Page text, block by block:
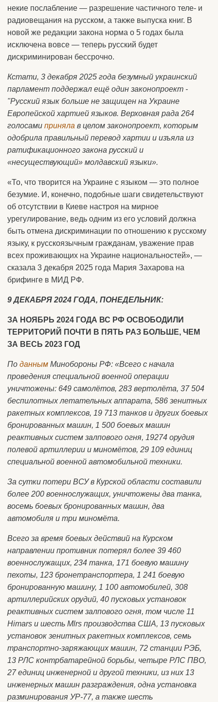
некие послабление — разрешение частичного теле- и
радиовещания на русском, а также выпуска книг. В
новой же редакции закона норма о 5 годах была
исключена вовсе — теперь русский будет
дискриминирован бессрочно.
Кстати, 3 декабря 2025 года безумный украинский
парламент поддержал ещё один законопроект -
"Русский язык больше не защищен на Украине
Европейской хартией языков. Верховная рада 264
голосами приняла в целом законопроект, которым
одобрила правильный перевод хартии и изъяла из
ратификационного закона русский и
«несуществующий» молдавский языки».
«То, что творится на Украине с языком — это полное
безумие. И, конечно, подобные шаги свидетельствуют
об отсутствии в Киеве настроя на мирное
урегулирование, ведь одним из его условий должна
быть отмена дискриминации по отношению к русскому
языку, к русскоязычным гражданам, уважение прав
всех проживающих на Украине национальностей», —
сказала 3 декабря 2025 года Мария Захарова на
брифинге в МИД РФ.
9 ДЕКАБРЯ 2024 ГОДА, ПОНЕДЕЛЬНИК:
ЗА НОЯБРЬ 2024 ГОДА ВС РФ ОСВОБОДИЛИ
ТЕРРИТОРИЙ ПОЧТИ В ПЯТЬ РАЗ БОЛЬШЕ, ЧЕМ
ЗА ВЕСЬ 2023 ГОД
По данным Минобороны РФ: «Всего с начала
проведения специальной военной операции
уничтожены: 649 самолётов, 283 вертолёта, 37 504
беспилотных летательных аппарата, 586 зенитных
ракетных комплексов, 19 713 танков и других боевых
бронированных машин, 1 500 боевых машин
реактивных систем залпового огня, 19274 орудия
полевой артиллерии и миномётов, 29 109 единиц
специальной военной автомобильной техники.
За сутки потери ВСУ в Курской области составили
более 200 военнослужащих, уничтожены два танка,
восемь боевых бронированных машин, два
автомобиля и три миномёта.
Всего за время боевых действий на Курском
направлении противник потерял более 39 460
военнослужащих, 234 танка, 171 боевую машину
пехоты, 123 бронетранспортера, 1 241 боевую
бронированную машину, 1 100 автомобилей, 308
артиллерийских орудий, 40 пусковых установок
реактивных систем залпового огня, том числе 11
Himars и шесть Mlrs производства США, 13 пусковых
установок зенитных ракетных комплексов, семь
транспортно-заряжающих машин, 72 станции РЭБ,
13 РЛС контрбатарейной борьбы, четыре РЛС ПВО,
27 единиц инженерной и другой техники, из них 13
инженерных машин разграждения, одна установка
разминирования УР-77, а также шесть